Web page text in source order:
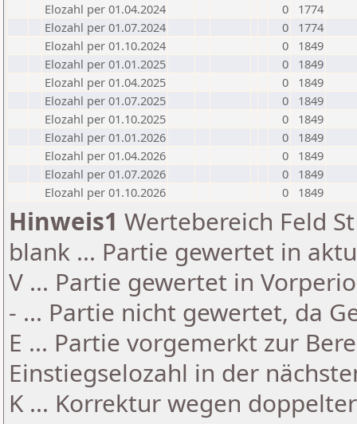
Elozahl per 01.04.2024
0
1774
Elozahl per 01.07.2024
0
1774
Elozahl per 01.10.2024
0
1849
Elozahl per 01.01.2025
0
1849
Elozahl per 01.04.2025
0
1849
Elozahl per 01.07.2025
0
1849
Elozahl per 01.10.2025
0
1849
Elozahl per 01.01.2026
0
1849
Elozahl per 01.04.2026
0
1849
Elozahl per 01.07.2026
0
1849
Elozahl per 01.10.2026
0 1849
Hinweis1 Wertebereich Feld
blank ... Partie gewertet in
V ... Partie gewertet in
- ... Partie nicht gewertet, da
E ... Partie vorgemerkt zur
Einstiegselozahl in der
K ... Korrektur wegen